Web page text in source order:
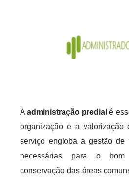
Aadministração predial é
organização e a valorização
serviço engloba a gestão de
necessárias para o bom
conservação das áreas